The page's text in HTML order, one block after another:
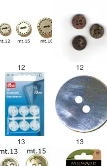
12 12
13 13